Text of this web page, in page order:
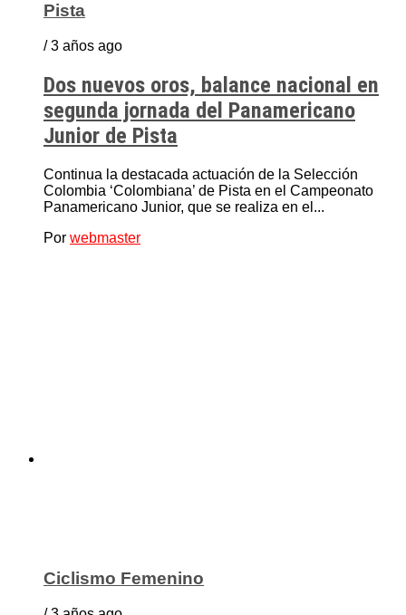
Pista
/ 3 años ago
Dos nuevos oros, balance nacional en
segunda jornada del Panamericano
Junior de Pista
Continua la destacada actuación de la Selección
Colombia ‘Colombiana’ de Pista en el Campeonato
Panamericano Junior, que se realiza en el...
Por webmaster
Ciclismo Femenino